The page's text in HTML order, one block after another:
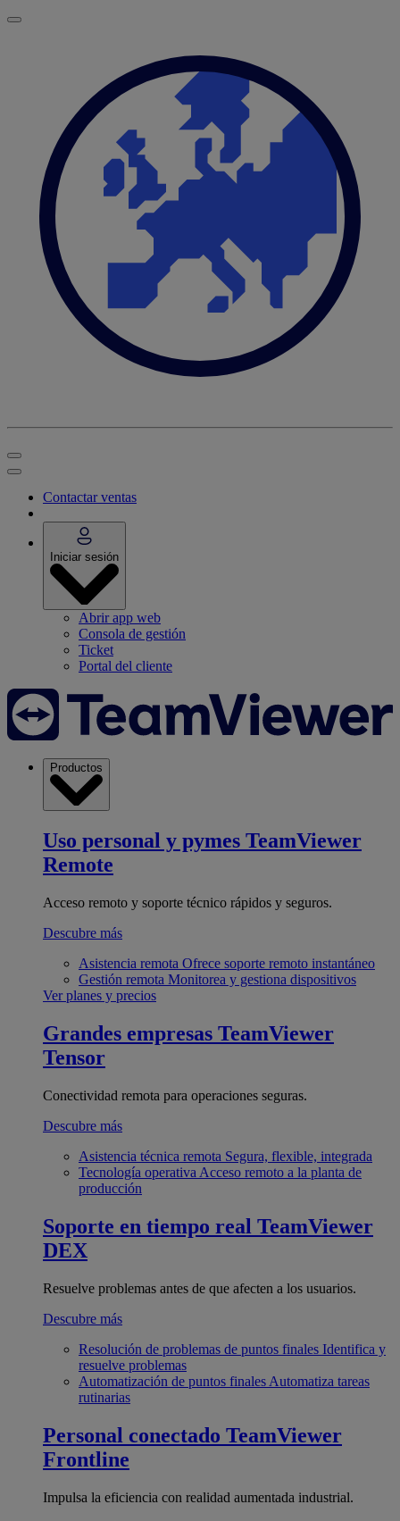
Contactar ventas
Iniciar sesión
Abrir app web
Consola de gestión
Ticket
Portal del cliente
Productos
Uso personal y pymes TeamViewer
Remote
Acceso remoto y soporte técnico rápidos y seguros.
Descubre más
Asistencia remota Ofrece soporte remoto instantáneo
Gestión remota Monitorea y gestiona dispositivos
Ver planes y precios
Grandes empresas TeamViewer
Tensor
Conectividad remota para operaciones seguras.
Descubre más
Asistencia técnica remota Segura, flexible, integrada
Tecnología operativa Acceso remoto a la planta de
producción
Soporte en tiempo real TeamViewer
DEX
Resuelve problemas antes de que afecten a los usuarios.
Descubre más
Resolución de problemas de puntos finales Identifica y
resuelve problemas
Automatización de puntos finales Automatiza tareas
rutinarias
Personal conectado TeamViewer
Frontline
Impulsa la eficiencia con realidad aumentada industrial.